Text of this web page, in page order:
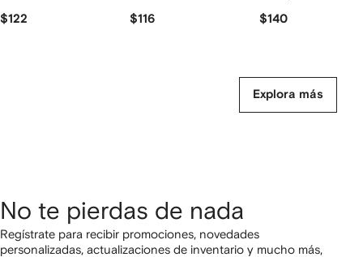
$122 $116 $140
Explora más
No te pierdas de nada
Regístrate para recibir promociones, novedades
personalizadas, actualizaciones de inventario y mucho más,